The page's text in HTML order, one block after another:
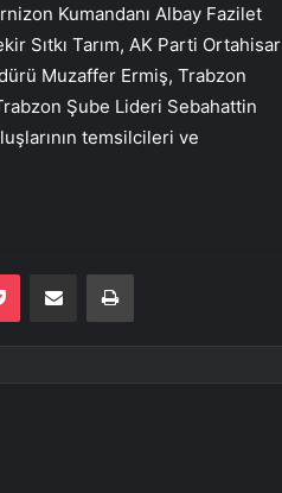
Kumandanı Albay Fazilet
Sıtkı Tarım, AK Parti Ortahisar
Muzaffer Ermiş, Trabzon
Şube Lideri Sebahattin
temsilcileri ve
Pocket E-Posta ile paylaş Yazdır